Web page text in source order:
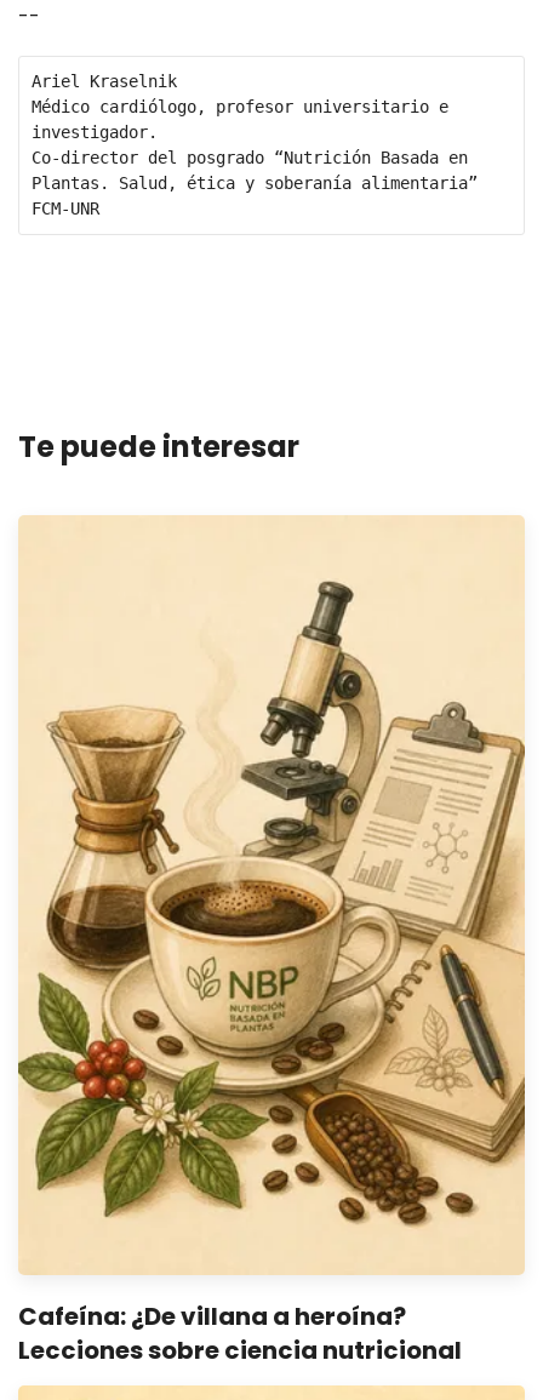
--
Ariel Kraselnik
Médico cardiólogo, profesor universitario e
investigador.
Co-director del posgrado “Nutrición Basada en
Plantas. Salud, ética y soberanía alimentaria”
FCM-UNR
Te puede interesar
Cafeína: ¿De villana a heroína?
Lecciones sobre ciencia nutricional